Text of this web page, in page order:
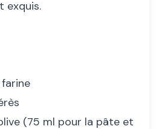
exquis.
(75 ml pour la pâte et